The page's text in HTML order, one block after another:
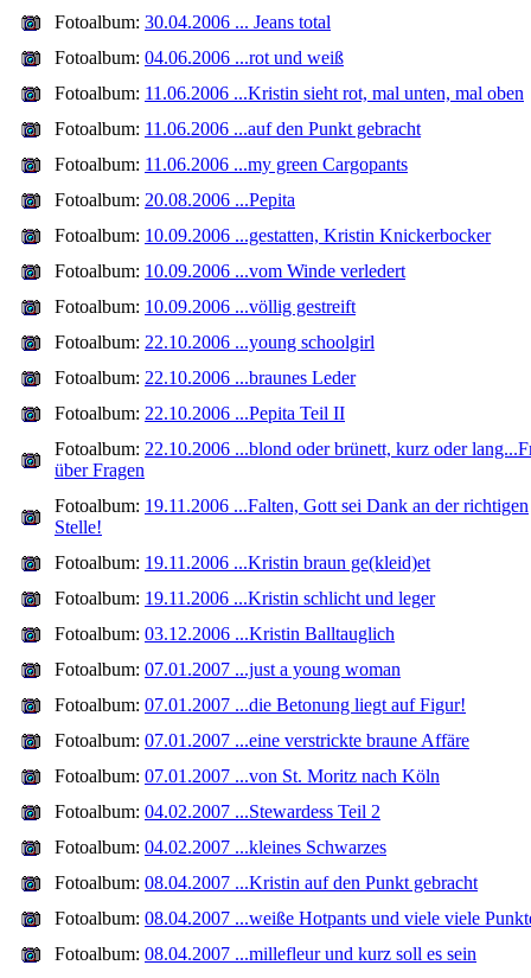
Fotoalbum: 30.04.2006 ... Jeans total
Fotoalbum: 04.06.2006 ...rot und weiß
Fotoalbum: 11.06.2006 ...Kristin sieht rot, mal unten, mal oben
Fotoalbum: 11.06.2006 ...auf den Punkt gebracht
Fotoalbum: 11.06.2006 ...my green Cargopants
Fotoalbum: 20.08.2006 ...Pepita
Fotoalbum: 10.09.2006 ...gestatten, Kristin Knickerbocker
Fotoalbum: 10.09.2006 ...vom Winde verledert
Fotoalbum: 10.09.2006 ...völlig gestreift
Fotoalbum: 22.10.2006 ...young schoolgirl
Fotoalbum: 22.10.2006 ...braunes Leder
Fotoalbum: 22.10.2006 ...Pepita Teil II
Fotoalbum: 22.10.2006 ...blond oder brünett, kurz oder
über Fragen
Fotoalbum: 19.11.2006 ...Falten, Gott sei Dank an der richtigen
Stelle!
Fotoalbum: 19.11.2006 ...Kristin braun ge(kleid)et
Fotoalbum: 19.11.2006 ...Kristin schlicht und leger
Fotoalbum: 03.12.2006 ...Kristin Balltauglich
Fotoalbum: 07.01.2007 ...just a young woman
Fotoalbum: 07.01.2007 ...die Betonung liegt auf Figur!
Fotoalbum: 07.01.2007 ...eine verstrickte braune Affäre
Fotoalbum: 07.01.2007 ...von St. Moritz nach Köln
Fotoalbum: 04.02.2007 ...Stewardess Teil 2
Fotoalbum: 04.02.2007 ...kleines Schwarzes
Fotoalbum: 08.04.2007 ...Kristin auf den Punkt gebracht
Fotoalbum: 08.04.2007 ...weiße Hotpants und viele viele
Fotoalbum: 08.04.2007 ...millefleur und kurz soll es sein